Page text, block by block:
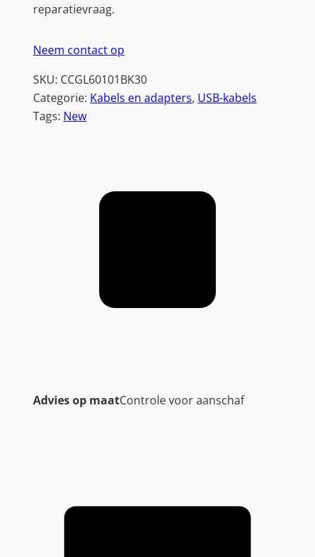
reparatievraag.
Neem contact op
SKU: CCGL60101BK30
Categorie: Kabels en adapters, USB-kabels
Tags: New
Advies op maatControle voor aanschaf